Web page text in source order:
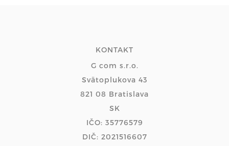
KONTAKT
G com s.r.o.
Svätoplukova 43
821 08 Bratislava
SK
IČO: 35776579
DIČ: 2021516607